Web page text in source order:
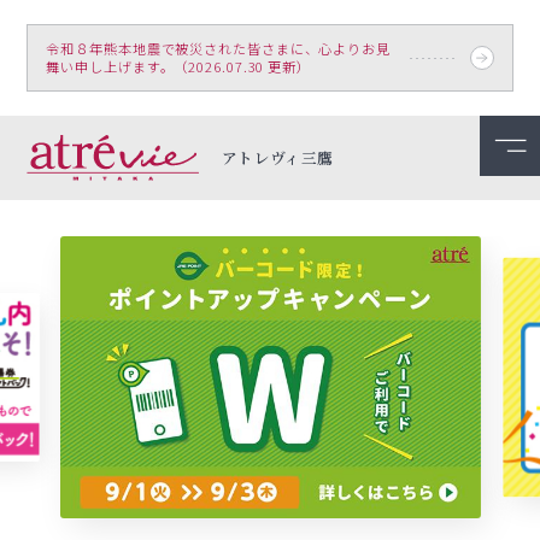
令和８年熊本地震で被災された皆さまに、心よりお見
舞い申し上げます。（2026.07.30 更新）
アトレヴィ三鷹